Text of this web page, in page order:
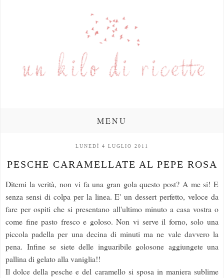
MENU
LUNEDÌ 4 LUGLIO 2011
PESCHE CARAMELLATE AL PEPE ROSA
Ditemi la verità, non vi fa una gran gola questo post? A me si! E
senza sensi di colpa per la linea. E' un dessert perfetto, veloce da
fare per ospiti che si presentano all'ultimo minuto a casa vostra o
come fine pasto fresco e goloso. Non vi serve il forno, solo una
piccola padella per una decina di minuti ma ne vale davvero la
pena. Infine se siete delle inguaribile golosone aggiungete una
pallina di gelato alla vaniglia!!
Il dolce della pesche e del caramello si sposa in maniera sublime